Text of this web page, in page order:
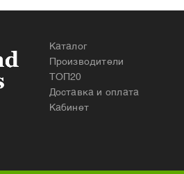
Каталог
Производители
ТОП20
Доставка и оплата
Кабинет